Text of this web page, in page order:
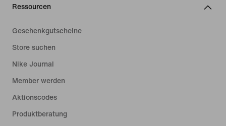
Ressourcen
Geschenkgutscheine
Store suchen
Nike Journal
Member werden
Aktionscodes
Produktberatung